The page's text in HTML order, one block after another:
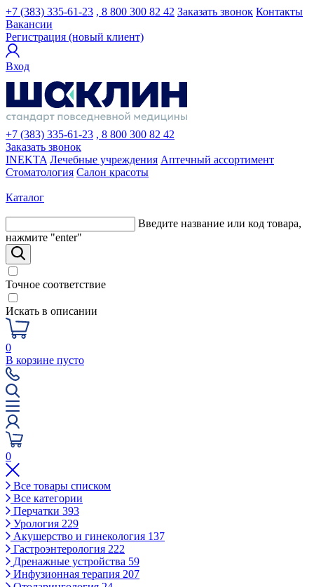
+7 (383) 335-61-23 , 8 800 300 82 42 Заказать звонок Контакты
Вакансии
Регистрация (новый клиент)
Вход
+7 (383) 335-61-23 , 8 800 300 82 42
Заказать звонок
INEKTA Лечебные учреждения Аптечный ассортимент
Стоматология Салон красоты
Каталог
Введите название или код товара,
нажмите "enter"
Точное соответствие
Искать в описании
0
В корзине пусто
0
Все товары списком
Все категории
Перчатки 393
Урология 229
Акушерство и гинекология 137
Гастроэнтерология 222
Дренажные устройства 59
Инфузионная терапия 207